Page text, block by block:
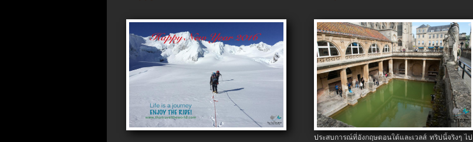
ประสบการณ์ที่อังกฤษตอนใต้และเวลส์ ทริปนี้จริงๆ ไป